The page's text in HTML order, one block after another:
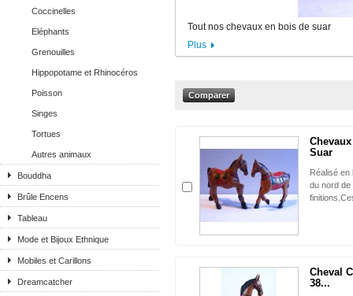
Coccinelles
Eléphants
Grenouilles
Hippopotame et Rhinocéros
Poisson
Singes
Tortues
Autres animaux
Bouddha
Brûle Encens
Tableau
Mode et Bijoux Ethnique
Mobiles et Carillons
Dreamcatcher
Tout nos chevaux en bois de suar
Plus
Suar
Réalisé
du nord de
Cheval
38...